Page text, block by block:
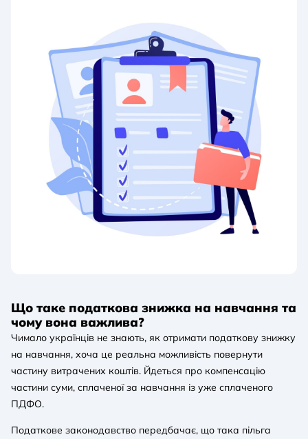
Що таке податкова знижка на навчання та
чому вона важлива?
Чимало українців не знають, як отримати податкову знижку
на навчання, хоча це реальна можливість повернути
частину витрачених коштів. Йдеться про компенсацію
частини суми, сплаченої за навчання із уже сплаченого
ПДФО.
Податкове законодавство передбачає, що така пільга